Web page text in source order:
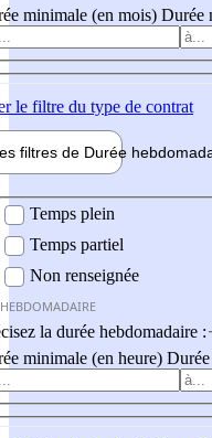
minimale (en mois) Durée
le filtre du type de contrat
filtres de Durée hebdo
Temps plein
Temps partiel
Non renseignée
la durée hebdomadaire :
minimale (en heure)